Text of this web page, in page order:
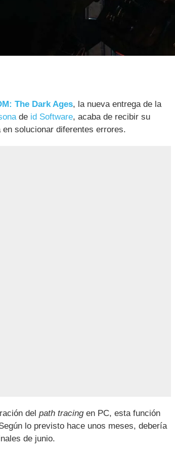
The Dark Ages, la nueva entrega de la
de id Software, acaba de recibir su
en solucionar diferentes errores.
del path tracingen PC, esta función
lo previsto hace unos meses, debería
de junio.